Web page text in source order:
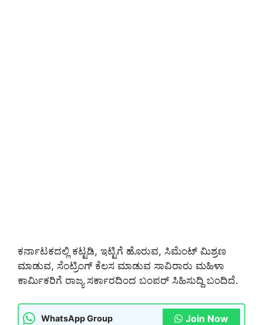
ಕರ್ನಾಟಕದಲ್ಲಿ ಕಟ್ಟಡಿ, ಇಟ್ಟಿಗೆ ಹೊರುವ, ಸಿಮೆಂಟ್ ಮಿಶ್ರಣ
ಮಾಡುವ, ಸೆಂಟ್ರಿಂಗ್ ಕೆಲಸ ಮಾಡುವ ಸಾವಿರಾರು ಮಹಿಳಾ
ಕಾರ್ಮಿಕರಿಗೆ ರಾಜ್ಯ ಸರ್ಕಾರದಿಂದ ಬಂಪರ್ ಸಿಹಿಸುದ್ದಿ ಬಂದಿದೆ.
WhatsApp Group Join Now